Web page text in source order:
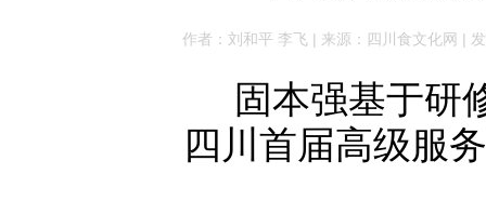
作者：刘和平 李飞 | 来源：四川食文化网 |
固本强基于研
四川首届高级服